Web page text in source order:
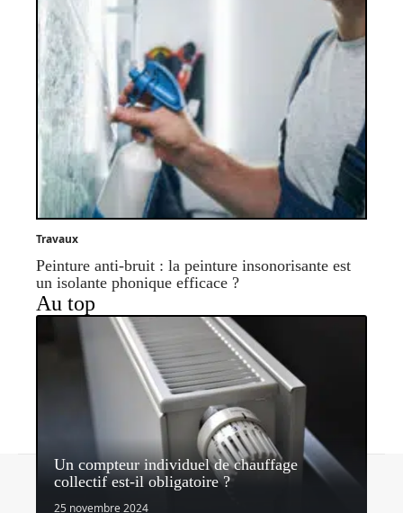
Travaux
Peinture anti-bruit : la peinture insonorisante est
un isolante phonique efficace ?
Au top
Un compteur individuel de chauffage
collectif est-il obligatoire ?
25 novembre 2024© 2026 | quipeutlefaire.fr
Contact Mentions légales Sitemap